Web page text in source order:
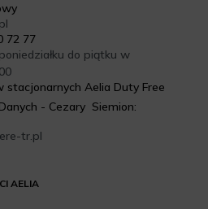
AELIA
72 77
do piątku w
stacjonarnych Aelia Duty Free
- Cezary Siemion:
tr.pl